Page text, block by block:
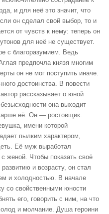
и для неё это значит, что
он сделал свой выбор, то и
от чувств к нему: теперь он
для неё не существует.
с благоразумием. Ведь
предпочла князя многим
он не мог поступить иначе.
достоинства. В повести
рассказывает о юной
она выходит
её. Он — ростовщик.
имени которой
пылким характером,
Её муж выработал
женой. Чтобы показать своё
и возрасту, он стал
и холодностью. В начале
со свойственными юности
его, говорить с ним, на что
и молчание. Душа героини